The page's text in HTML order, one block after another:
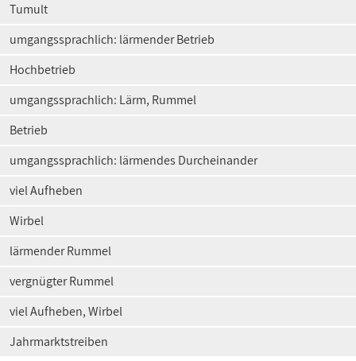
Tumult
umgangssprachlich: lärmender Betrieb
Hochbetrieb
umgangssprachlich: Lärm, Rummel
Betrieb
umgangssprachlich: lärmendes Durcheinander
viel Aufheben
Wirbel
lärmender Rummel
vergnügter Rummel
viel Aufheben, Wirbel
Jahrmarktstreiben